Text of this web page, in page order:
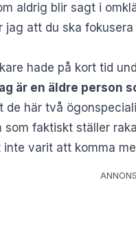
aldrig blir sagt i
jag att du ska
hade på kort tid
är en äldre person
de här två
som faktiskt ställer
inte varit att komma
ANNONS